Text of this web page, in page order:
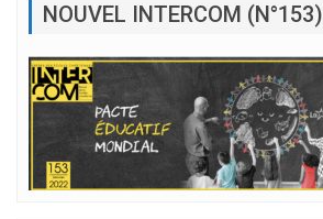
NOUVEL INTERCOM (N°153)